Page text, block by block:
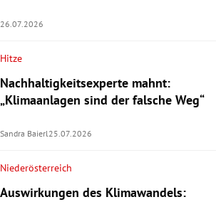
26.07.2026
Hitze
Nachhaltigkeitsexperte mahnt:
„Klimaanlagen sind der falsche Weg“
Sandra Baierl 25.07.2026
Niederösterreich
Auswirkungen des Klimawandels: